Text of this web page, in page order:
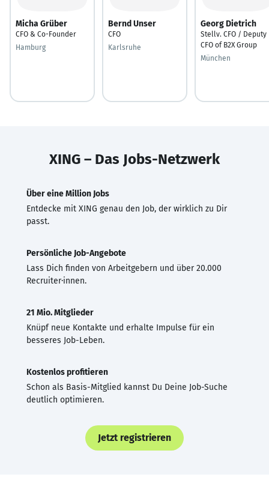
Micha Grüber
CFO & Co-Founder
Hamburg
Bernd Unser
CFO
Karlsruhe
Georg Dietrich
Stellv. CFO / Deputy
CFO of B2X Group
München
XING – Das Jobs-Netzwerk
Über eine Million Jobs
Entdecke mit XING genau den Job, der wirklich zu Dir
passt.
Persönliche Job-Angebote
Lass Dich finden von Arbeitgebern und über 20.000
Recruiter·innen.
21 Mio. Mitglieder
Knüpf neue Kontakte und erhalte Impulse für ein
besseres Job-Leben.
Kostenlos profitieren
Schon als Basis-Mitglied kannst Du Deine Job-Suche
deutlich optimieren.
Jetzt registrieren